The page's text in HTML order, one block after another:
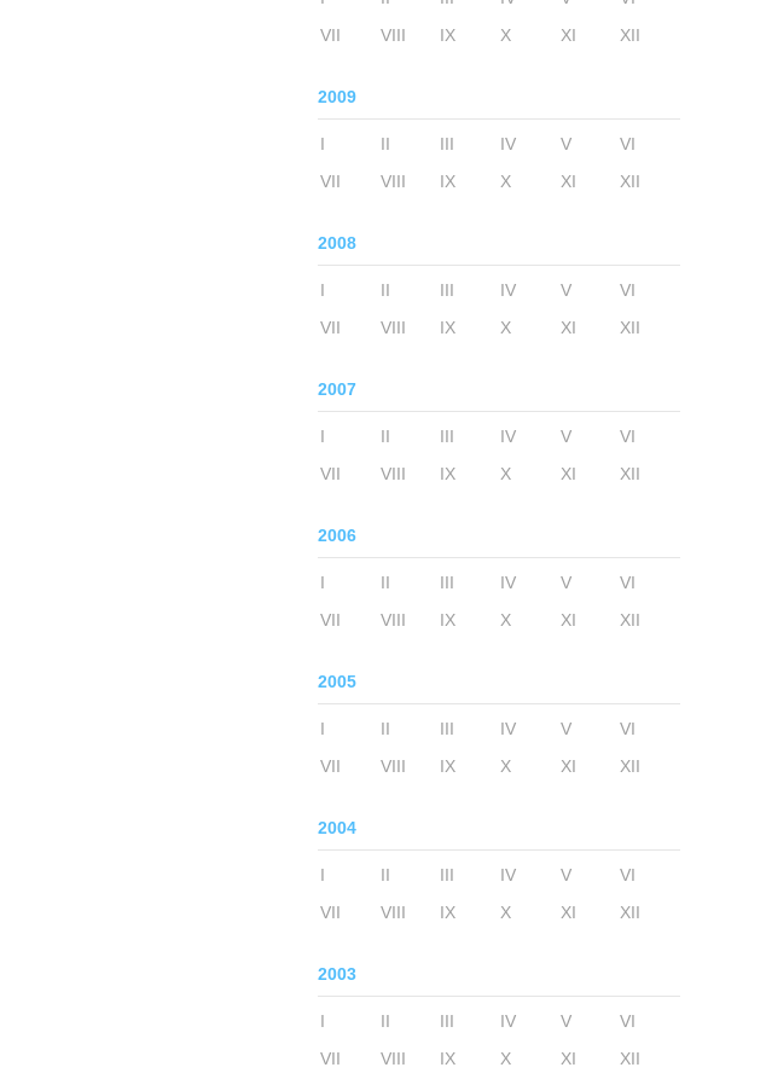
VII
VIII IX X XI XII
2009
I II III IV V
VI
VII
VIII IX X XI XII
2008
I II III IV V
VI
VII
VIII IX X XI XII
2007
I II III IV V
VI
VII
VIII IX X XI XII
2006
I II III IV V
VI
VII
VIII IX X XI XII
2005
I II III IV V
VI
VII
VIII IX X XI XII
2004
I II III IV V
VI
VII
VIII IX X XI XII
2003
I II III IV V
VI
VII
VIII IX X XI XII